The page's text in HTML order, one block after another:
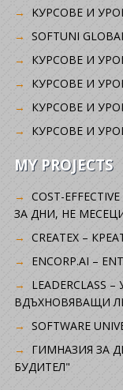
KУРСОВЕ И
SOFTUNI
КУРСОВЕ И
КУРСОВЕ И
КУРСОВЕ И
КУРСОВЕ И
MY PROJECTS
COST-
ЗА ДНИ, НЕ
CREATEX –
ENCORP.AI –
ВДЪХНОВЯВАЩИ
SOFTWARE
ГИМНАЗИЯ ЗА
БУДИТЕЛ"